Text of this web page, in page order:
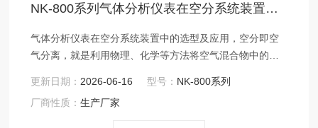
NK-800系列气体分析仪表在空分系统装置中的选型及应用
气体分析仪表在空分系统装置中的选型及应用，空分即空
气分离，就是利用物理、化学等方法将空气混合物中的各
如氧气、氮气，氩气等气体。$n空分常用的分离方法是低
温精馏法（又称低温分离法），低温分离方法通过压缩循
更新日期： 2026-06-16 型号： NK-800系列
厂商性质：生产厂家